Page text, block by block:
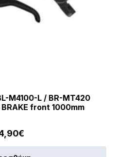
M4100-L / BR-MT420
BRAKE front 1000mm
€